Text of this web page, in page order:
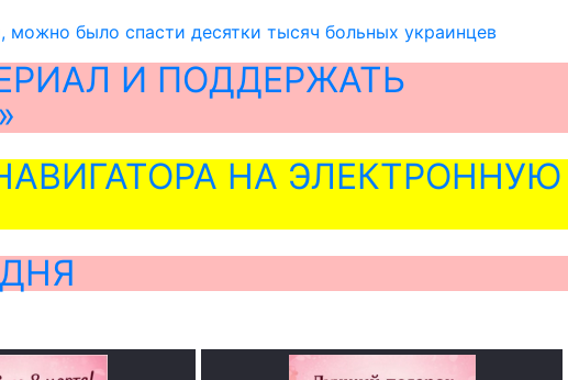
можно было спасти десятки тысяч больных украинцев
И ПОДДЕРЖАТЬ
НА ЭЛЕКТРОННУЮ